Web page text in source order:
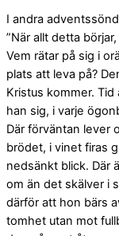
I andra
”När allt detta
Vem rätar på sig i
plats att leva på?
Kristus kommer. Tid
han sig, i varje
Där förväntan lever
brödet, i vinet firas
nedsänkt blick. Där
om än det skälver i
därför att hon bärs
tomhet utan mot